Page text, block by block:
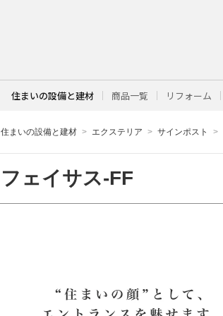
住まいの設備と建材 商品一覧 リフォーム
住まいの設備と建材 エクステリア サインポスト
フェイサス-FF